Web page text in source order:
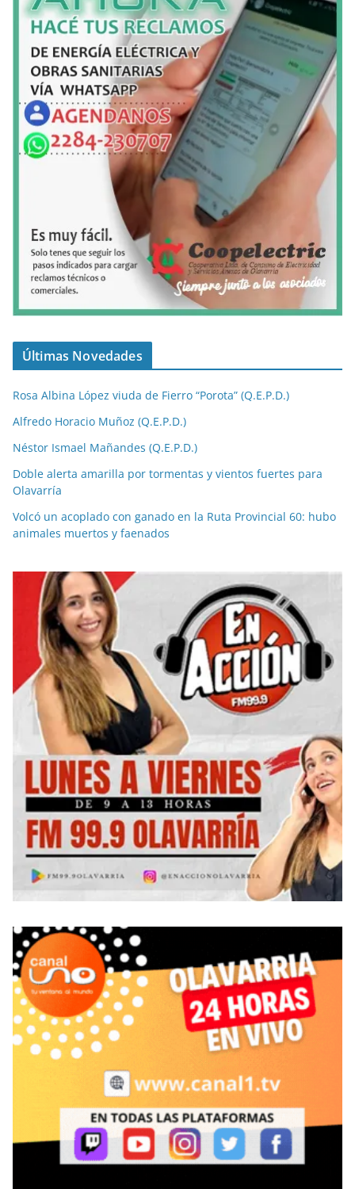
Últimas Novedades
Rosa Albina López viuda de Fierro “Porota” (Q.E.P.D.)
Alfredo Horacio Muñoz (Q.E.P.D.)
Néstor Ismael Mañandes (Q.E.P.D.)
Doble alerta amarilla por tormentas y vientos fuertes para
Olavarría
Volcó un acoplado con ganado en la Ruta Provincial 60: hubo
animales muertos y faenados